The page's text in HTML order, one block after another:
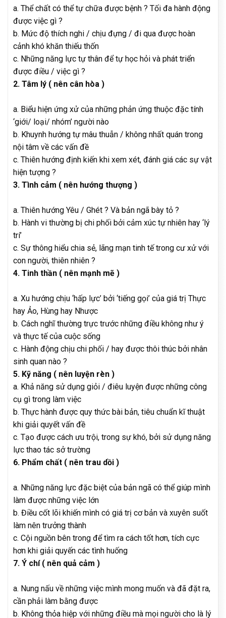
a. Thể chất có thể tự chữa được bệnh ? Tối đa hành động
được việc gì ?
b. Mức độ thích nghi / chịu đựng / đi qua được hoàn
cảnh khó khăn thiếu thốn
c. Những năng lực tự thân để tự học hỏi và phát triển
được điều / việc gì ?
2. Tâm lý ( nên cân hòa )
a. Biểu hiện ứng xử của những phản ứng thuộc đặc tính
‘giới/ loại/ nhóm’ người nào
b. Khuynh hướng tự mâu thuẫn / không nhất quán trong
nội tâm về các vấn đề
c. Thiên hướng định kiến khi xem xét, đánh giá các sự vật
hiện tượng ?
3. Tình cảm ( nên hướng thượng )
a. Thiên hướng Yêu / Ghét ? Và bản ngã bày tỏ ?
b. Hành vi thường bị chi phối bởi cảm xúc tự nhiên hay ‘lý
trí’
c. Sự thông hiểu chia sẻ, lãng mạn tinh tế trong cư xử với
con người, thiên nhiên ?
4. Tinh thần ( nên mạnh mẽ )
a. Xu hướng chịu ‘hấp lực’ bởi ‘tiếng gọi’ của giá trị Thực
hay Ảo, Hùng hay Nhược
b. Cách nghĩ thường trực trước những điều không như ý
và thực tế của cuộc sống
c. Hành động chịu chi phối / hay được thôi thúc bởi nhân
sinh quan nào ?
5. Kỹ năng ( nên luyện rèn )
a. Khả năng sử dụng giỏi / điêu luyện được những công
cụ gì trong làm việc
b. Thực hành được quy thức bài bản, tiêu chuẩn kĩ thuật
khi giải quyết vấn đề
c. Tạo được cách ưu trội, trong sự khó, bởi sử dụng năng
lực thao tác sở trường
6. Phẩm chất ( nên trau dồi )
a. Những năng lực đặc biệt của bản ngã có thể giúp mình
làm được những việc lớn
b. Điều cốt lõi khiến mình có giá trị cơ bản và xuyên suốt
làm nên trưởng thành
c. Cội nguồn bên trong để tìm ra cách tốt hơn, tích cực
hơn khi giải quyến các tình huống
7. Ý chí ( nên quả cảm )
a. Nung nấu về những việc mình mong muốn và đã đặt ra,
cần phải làm bằng được
b. Không thỏa hiệp với những điều mà mọi người cho là lý